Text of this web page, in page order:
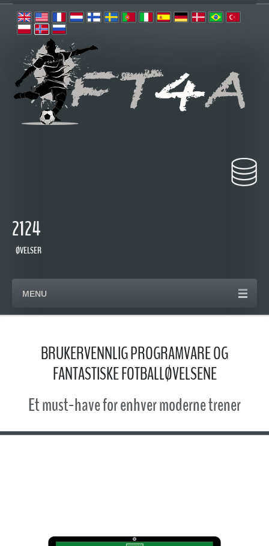
2124
ØVELSER
MENU
BRUKERVENNLIG PROGRAMVARE OG
FANTASTISKE FOTBALLØVELSENE
Et must-have for enhver moderne trener